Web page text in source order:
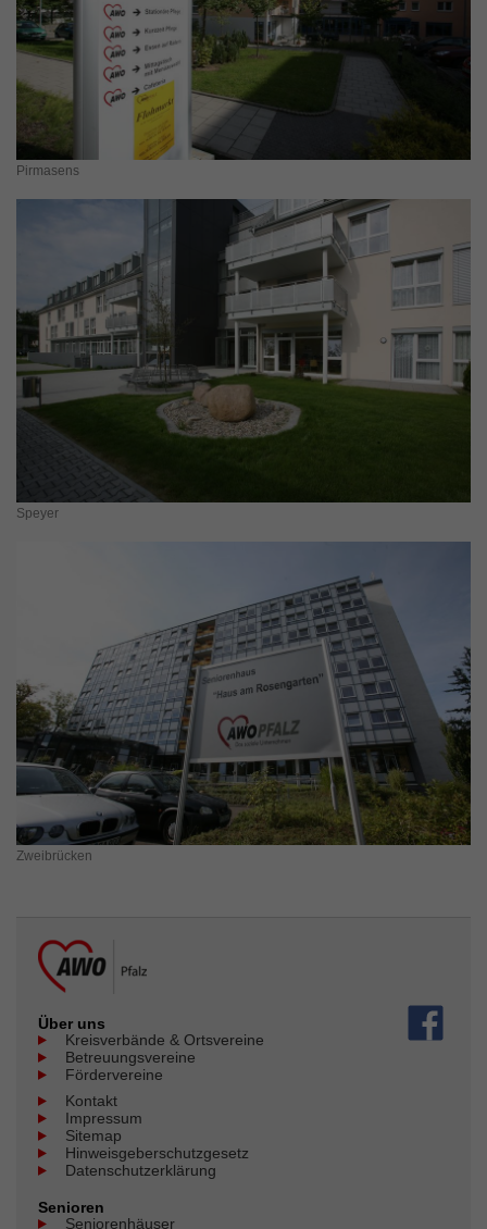
Pirmasens
Speyer
Zweibrücken
Über uns
Kreisverbände & Ortsvereine
Betreuungsvereine
Fördervereine
Kontakt
Impressum
Sitemap
Hinweisgeberschutzgesetz
Datenschutzerklärung
Senioren
Seniorenhäuser